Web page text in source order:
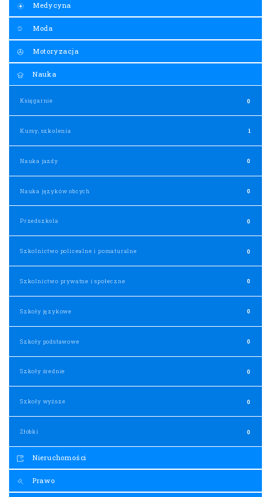
Medycyna
Moda
Motoryzacja
Nauka
Księgarnie 0
Kursy, szkolenia 1
Nauka jazdy 0
Nauka języków obcych 0
Przedszkola 0
Szkolnictwo policealne i pomaturalne 0
Szkolnictwo prywatne i społeczne 0
Szkoły językowe 0
Szkoły podstawowe 0
Szkoły średnie 0
Szkoły wyższe 0
Żłobki 0
Nieruchomości
Prawo